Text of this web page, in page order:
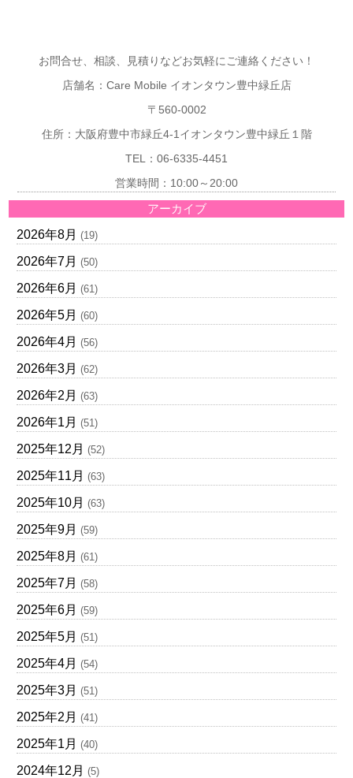
お問合せ、相談、見積りなどお気軽にご連絡ください！
店舗名：Care Mobile イオンタウン豊中緑丘店
〒560-0002
住所：大阪府豊中市緑丘4-1イオンタウン豊中緑丘１階
TEL：06-6335-4451
営業時間：10:00～20:00
アーカイブ
2026年8月 (19)
2026年7月 (50)
2026年6月 (61)
2026年5月 (60)
2026年4月 (56)
2026年3月 (62)
2026年2月 (63)
2026年1月 (51)
2025年12月 (52)
2025年11月 (63)
2025年10月 (63)
2025年9月 (59)
2025年8月 (61)
2025年7月 (58)
2025年6月 (59)
2025年5月 (51)
2025年4月 (54)
2025年3月 (51)
2025年2月 (41)
2025年1月 (40)
2024年12月 (5)